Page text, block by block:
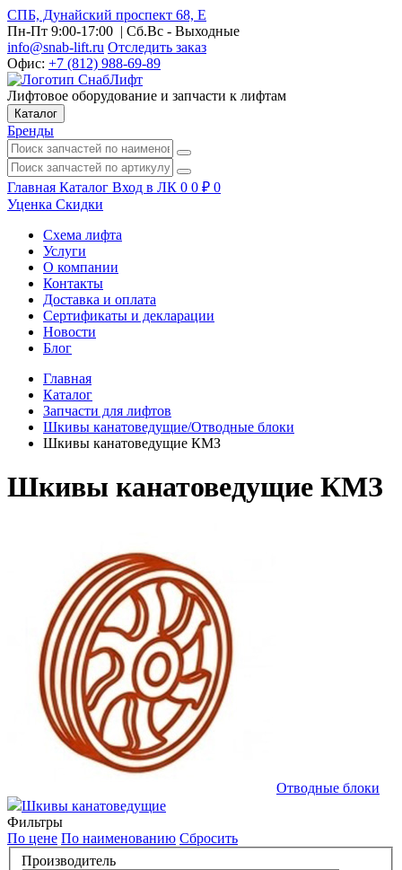
СПБ, Дунайский проспект 68, Е
Пн-Пт 9:00-17:00 | Сб.Вс - Выходные
info@snab-lift.ru Отследить заказ
Офис: +7 (812) 988-69-89
Лифтовое оборудование и запчасти к лифтам
Каталог
Бренды
Главная Каталог Вход в ЛК 0 0 ₽ 0
Уценка Скидки
Схема лифта
Услуги
О компании
Контакты
Доставка и оплата
Сертификаты и декларации
Новости
Блог
Главная
Каталог
Запчасти для лифтов
Шкивы канатоведущие/Отводные блоки
Шкивы канатоведущие КМЗ
Шкивы канатоведущие КМЗ
Отводные блоки
Шкивы канатоведущие
Фильтры
По цене По наименованию Сбросить
Производитель